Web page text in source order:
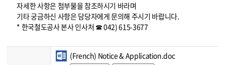
자세한 사항은 첨부물을 참조하시기 바라며
기타 궁금하신 사항은 담당자에게 문의해 주시기 바랍니다.
* 한국철도공사 본사 인사처 ☎ 042) 615-3677
(French) Notice & Application.doc